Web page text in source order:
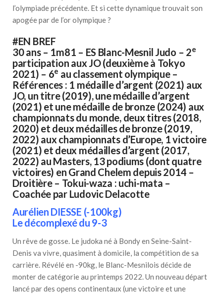
l’olympiade précédente. Et si cette dynamique trouvait son
apogée par de l’or olympique ?
#EN BREF
30 ans – 1m81 – ES Blanc-Mesnil Judo – 2e
participation aux JO (deuxième à Tokyo
2021) – 6e au classement olympique –
Références : 1 médaille d’argent (2021) aux
JO, un titre (2019), une médaille d’argent
(2021) et une médaille de bronze (2024) aux
championnats du monde, deux titres (2018,
2020) et deux médailles de bronze (2019,
2022) aux championnats d’Europe, 1 victoire
(2021) et deux médailles d’argent (2017,
2022) au Masters, 13 podiums (dont quatre
victoires) en Grand Chelem depuis 2014 –
Droitière – Tokui-waza : uchi-mata –
Coachée par Ludovic Delacotte
Aurélien DIESSE (-100kg)
Le décomplexé du 9-3
Un rêve de gosse. Le judoka né à Bondy en Seine-Saint-
Denis va vivre, quasiment à domicile, la compétition de sa
carrière. Révélé en -90kg, le Blanc-Mesnilois décide de
monter de catégorie au printemps 2022. Un nouveau départ
lancé par des opens continentaux (une victoire et une